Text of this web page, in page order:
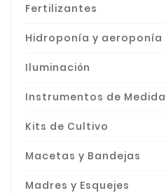
Fertilizantes
Hidroponía y aeroponía
Iluminación
Instrumentos de Medida
Kits de Cultivo
Macetas y Bandejas
Madres y Esquejes